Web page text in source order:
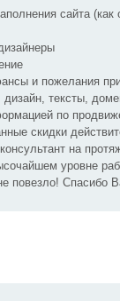
сайта (как
и пожелания
тексты,
по
скидки
на
уровне
повезло! Спасибо